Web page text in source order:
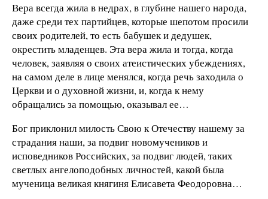
Вера всегда жила в недрах, в глубине нашего народа,
даже среди тех партийцев, которые шепотом просили
своих родителей, то есть бабушек и дедушек,
окрестить младенцев. Эта вера жила и тогда, когда
человек, заявляя о своих атеистических убеждениях,
на самом деле в лице менялся, когда речь заходила о
Церкви и о духовной жизни, и, когда к нему
обращались за помощью, оказывал ее…
Бог приклонил милость Свою к Отечеству нашему за
страдания наши, за подвиг новомучеников и
исповедников Российских, за подвиг людей, таких
светлых ангелоподобных личностей, какой была
мученица великая княгиня Елисавета Феодоровна…